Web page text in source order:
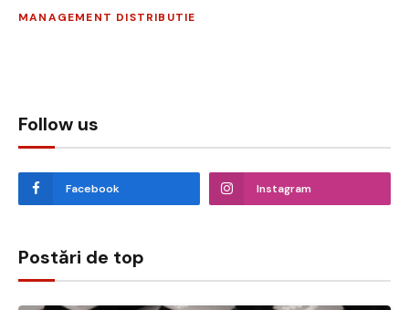
MANAGEMENT DISTRIBUTIE
Follow us
Facebook Instagram
Postări de top